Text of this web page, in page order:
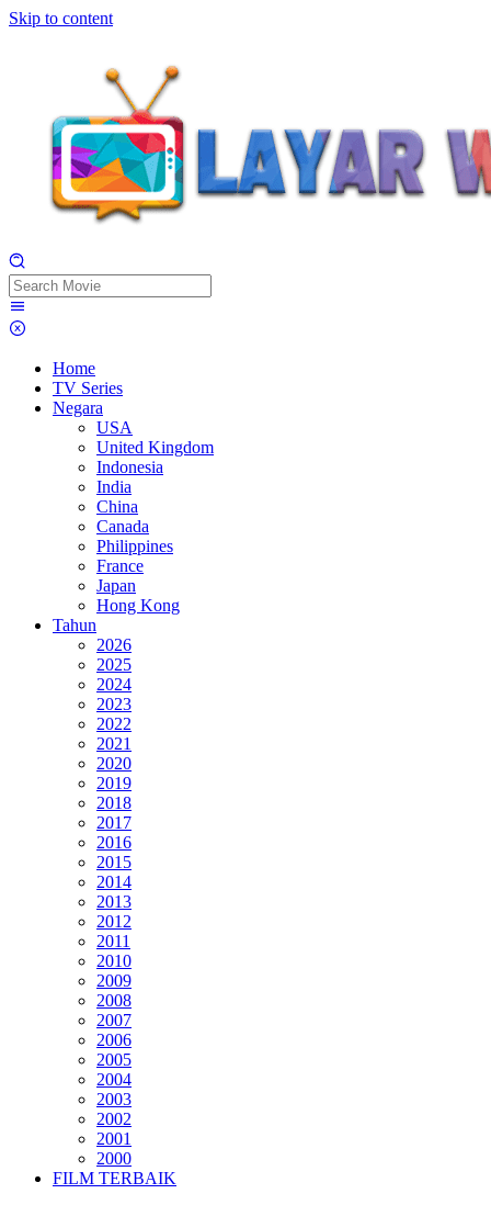
Skip to content
Home
TV Series
Negara
USA
United Kingdom
Indonesia
India
China
Canada
Philippines
France
Japan
Hong Kong
Tahun
2026
2025
2024
2023
2022
2021
2020
2019
2018
2017
2016
2015
2014
2013
2012
2011
2010
2009
2008
2007
2006
2005
2004
2003
2002
2001
2000
FILM TERBAIK